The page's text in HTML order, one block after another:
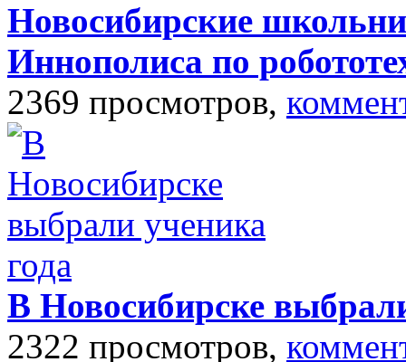
Новосибирские
Иннополиса по
2369 просмотров,
В Новосибирске
2322 просмотров,